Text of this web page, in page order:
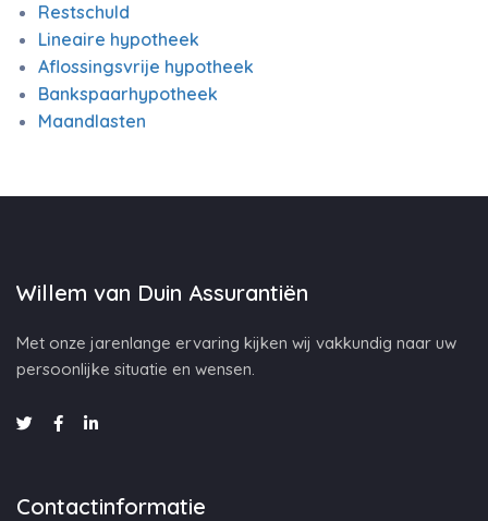
Restschuld
Lineaire hypotheek
Aflossingsvrije hypotheek
Bankspaarhypotheek
Maandlasten
Willem van Duin Assurantiën
Met onze jarenlange ervaring kijken wij vakkundig naar uw
persoonlijke situatie en wensen.
Contactinformatie